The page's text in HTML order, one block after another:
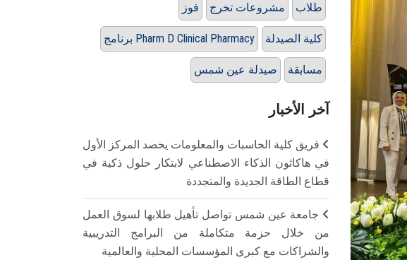
فوز مشروعات تخرج طلاب
برنامج Pharm D Clinical Pharmacy كلية الصيدلة
صيدلة عين شمس مسابقة
آخر الأخبار
فريق كلية الحاسبات والمعلومات يحصد المركز الأول
في هاكاثون الذكاء الاصطناعي لابتكار حلول ذكية في
قطاع الطاقة الجديدة والمتجددة
جامعة عين شمس تواصل تأهيل طلابها لسوق العمل
من خلال حزمة متكاملة من البرامج التدريبية
والشراكات مع كبرى المؤسسات المحلية والعالمية